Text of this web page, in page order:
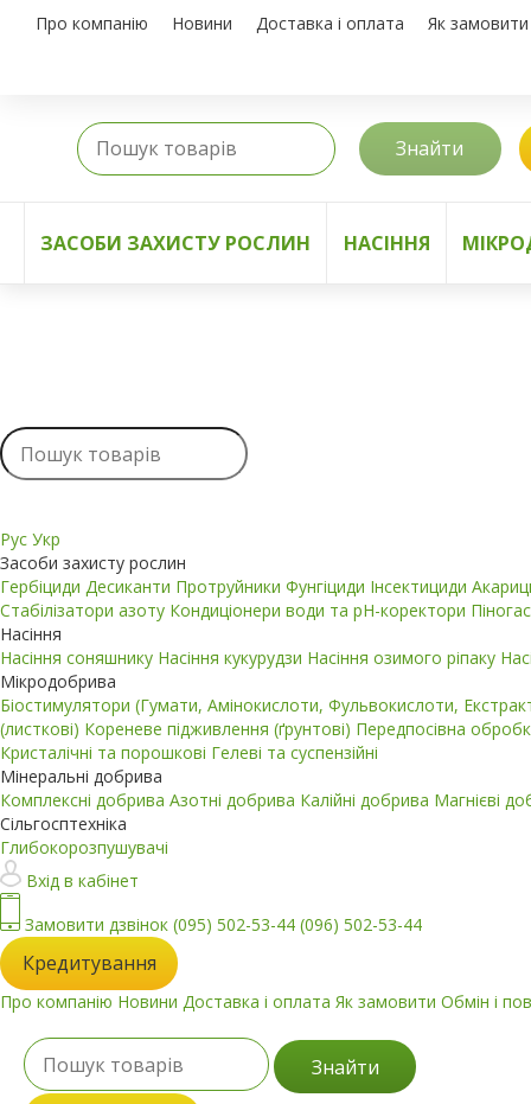
Про компанію Новини Доставка і оплата Як замовити
Знайти
ЗАСОБИ ЗАХИСТУ РОСЛИН НАСІННЯ
Рус Укр
Засоби захисту рослин
Гербіциди Десиканти Протруйники Фунгіциди Інсектициди
Стабілізатори азоту Кондиціонери води та pH-коректори
Насіння
Насіння соняшнику Насіння кукурудзи Насіння озимого ріпаку
Мікродобрива
Біостимулятори (Гумати, Амінокислоти, Фульвокислоти,
(листкові) Кореневе підживлення (ґрунтові) Передпосівна
Кристалічні та порошкові Гелеві та суспензійні
Мінеральні добрива
Комплексні добрива Азотні добрива Калійні добрива Магнієві
Сільгосптехніка
Глибокорозпушувачі
Вхід в кабінет
Замовити дзвінок (095) 502-53-44 (096) 502-53-44
Кредитування
Про компанію Новини Доставка і оплата Як замовити Обмін і
Знайти